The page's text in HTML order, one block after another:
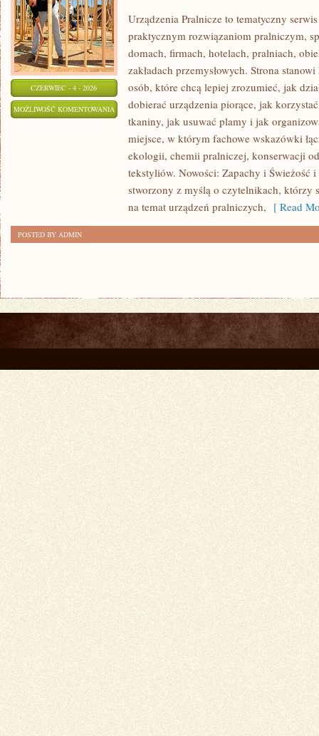
CZERWIEC - 4 - 2026
MOŻLIWOŚĆ KOMENTOWANIA PRALKI
SUSZARKI
Urządzenia Pralnicze to tematyczny
praktycznym rozwiązaniom pralniczym,
domach, firmach, hotelach, pralniach,
zakładach przemysłowych. Strona
osób, które chcą lepiej zrozumieć, jak
dobierać urządzenia piorące, jak
tkaniny, jak usuwać plamy i jak
miejsce, w którym fachowe wskazówki
ekologii, chemii pralniczej, konserwacji
tekstyliów. Nowości: Zapachy i Świeżość i
stworzony z myślą o czytelnikach, którzy
na temat urządzeń pralniczych, [ Read
POSTED BY ADMIN